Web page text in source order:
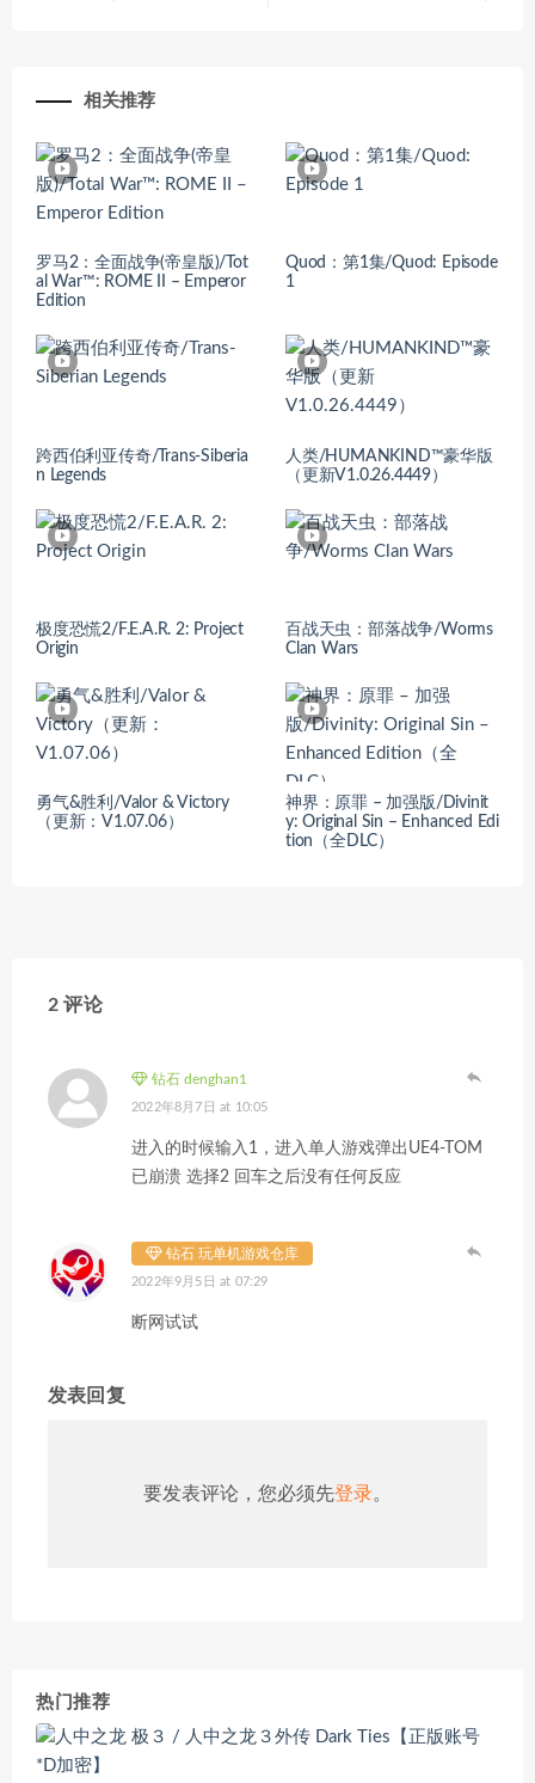
相关推荐
罗马2：全面战争(帝皇版)/Tot
al War™: ROME II – Emperor
Edition
Quod：第1集/Quod: Episode
1
跨西伯利亚传奇/Trans-Siberia
n Legends
人类/HUMANKIND™豪华版
（更新V1.0.26.4449）
极度恐慌2/F.E.A.R. 2: Project
Origin
百战天虫：部落战争/Worms
Clan Wars
勇气&胜利/Valor & Victory
（更新：V1.07.06）
神界：原罪 – 加强版/Divinit
y: Original Sin – Enhanced Edi
tion（全DLC）
2 评论
钻石 denghan1
2022年8月7日 at 10:05
进入的时候输入1，进入单人游戏弹出UE4-TOM
已崩溃 选择2 回车之后没有任何反应
钻石 玩单机游戏仓库
2022年9月5日 at 07:29
断网试试
发表回复
要发表评论，您必须先登录。
热门推荐